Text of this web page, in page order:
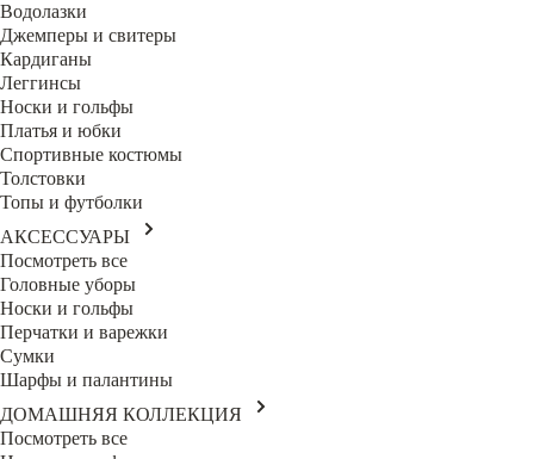
Водолазки
Джемперы и свитеры
Кардиганы
Леггинсы
Носки и гольфы
Платья и юбки
Спортивные костюмы
Толстовки
Топы и футболки
АКСЕССУАРЫ
Посмотреть все
Головные уборы
Носки и гольфы
Перчатки и варежки
Сумки
Шарфы и палантины
ДОМАШНЯЯ КОЛЛЕКЦИЯ
Посмотреть все